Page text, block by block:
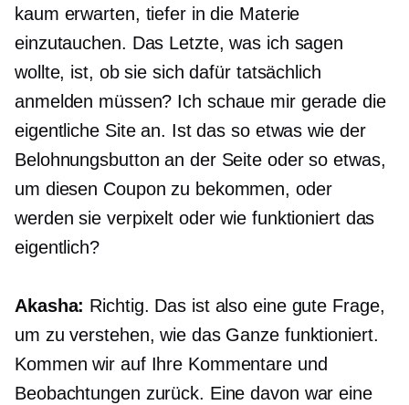
kaum erwarten, tiefer in die Materie
einzutauchen. Das Letzte, was ich sagen
wollte, ist, ob sie sich dafür tatsächlich
anmelden müssen? Ich schaue mir gerade die
eigentliche Site an. Ist das so etwas wie der
Belohnungsbutton an der Seite oder so etwas,
um diesen Coupon zu bekommen, oder
werden sie verpixelt oder wie funktioniert das
eigentlich?
Akasha: Richtig. Das ist also eine gute Frage,
um zu verstehen, wie das Ganze funktioniert.
Kommen wir auf Ihre Kommentare und
Beobachtungen zurück. Eine davon war eine